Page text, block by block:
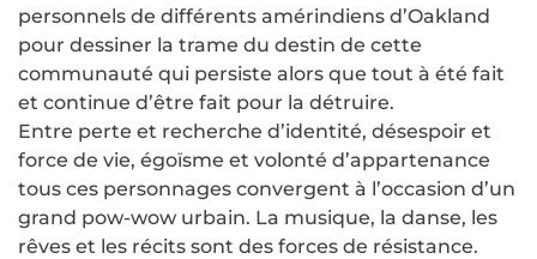
personnels de différents amérindiens d’Oakland
pour dessiner la trame du destin de cette
communauté qui persiste alors que tout à été fait
et continue d’être fait pour la détruire.
Entre perte et recherche d’identité, désespoir et
force de vie, égoïsme et volonté d’appartenance
tous ces personnages convergent à l’occasion d’un
grand pow-wow urbain. La musique, la danse, les
rêves et les récits sont des forces de résistance.